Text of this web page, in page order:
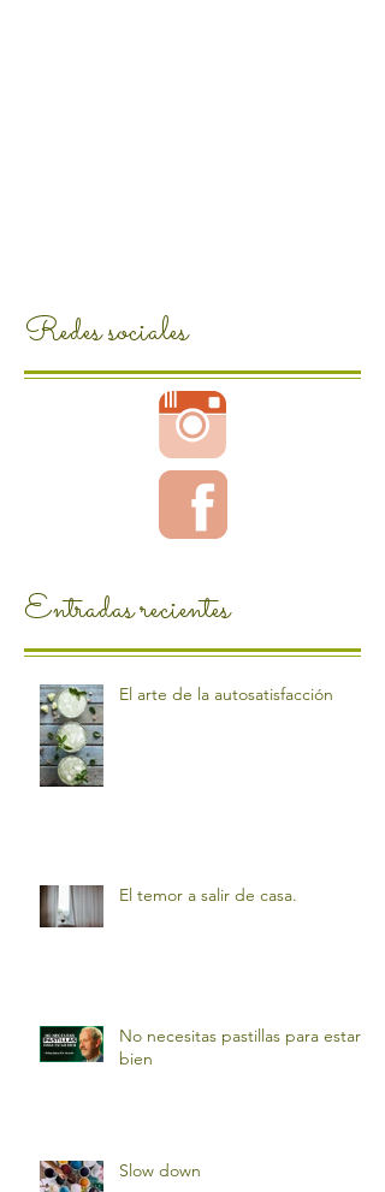
Redes sociales
Entradas recientes
El arte de la autosatisfacción
El temor a salir de casa.
No necesitas pastillas para estar
bien
Slow down